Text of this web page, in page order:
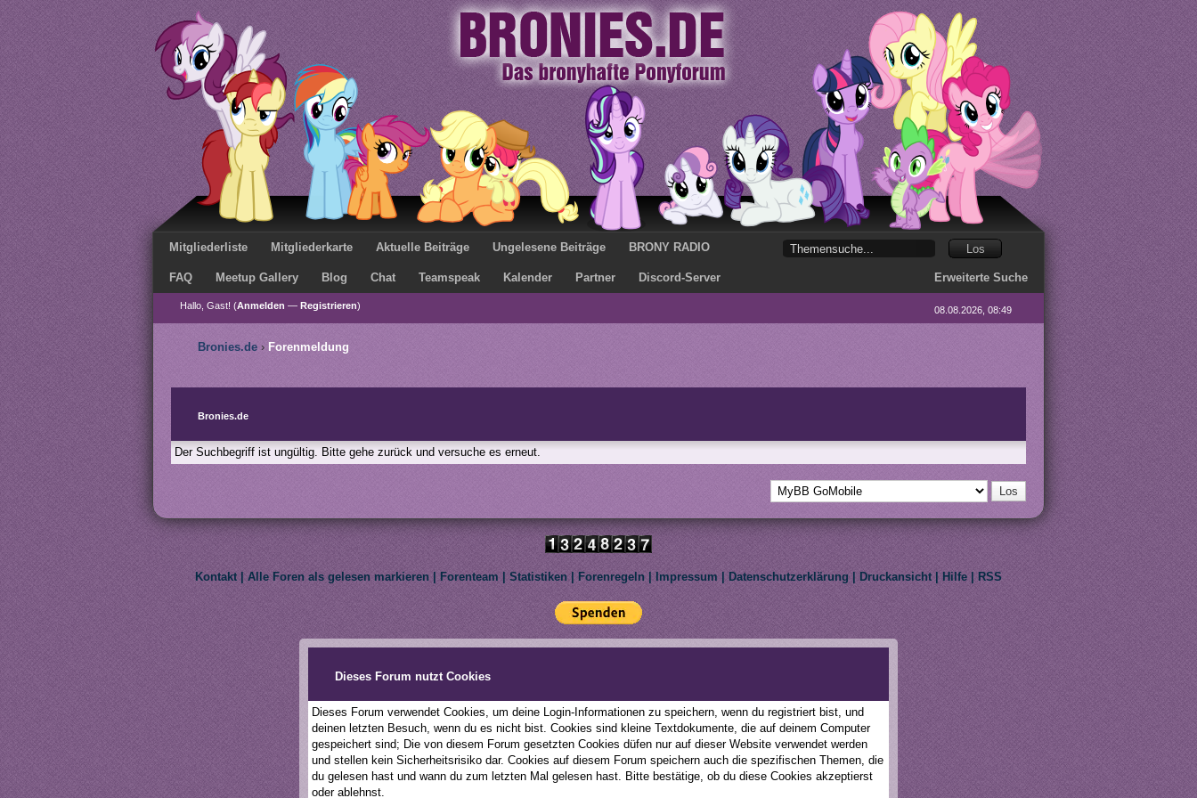
Dieses Forum nutzt Cookies
Dieses Forum verwendet Cookies, um deine Login-Informationen zu speichern, wenn du registriert bist, und
deinen letzten Besuch, wenn du es nicht bist. Cookies sind kleine Textdokumente, die auf deinem Computer
gespeichert sind; Die von diesem Forum gesetzten Cookies düfen nur auf dieser Website verwendet werden
und stellen kein Sicherheitsrisiko dar. Cookies auf diesem Forum speichern auch die spezifischen Themen, die
du gelesen hast und wann du zum letzten Mal gelesen hast. Bitte bestätige, ob du diese Cookies akzeptierst
oder ablehnst.
Mitgliederliste Mitgliederkarte Aktuelle Beiträge Ungelesene Beiträge BRONY RADIO
FAQ Meetup Gallery Blog Chat Teamspeak Kalender Partner Discord-Server Erweiterte Suche
Hallo, Gast! (Anmelden — Registrieren) 08.08.2026, 08:49
Bronies.de › Forenmeldung
Bronies.de
Der Suchbegriff ist ungültig. Bitte gehe zurück und versuche es erneut.
Kontakt Alle Foren als gelesen markieren Forenteam Statistiken |Forenregeln Impressum Datenschutzerklärung Druckansicht| Hilfe RSS
We do not own My Little Pony: Friendship Is Magic. We are not affiliated with Hasbro Inc. All rights reserved to their respective owners.
This forum usesLukasz TkaczMyBB addons.